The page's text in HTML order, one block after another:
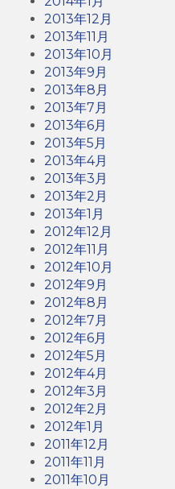
2013年12月
2013年11月
2013年10月
2013年9月
2013年8月
2013年7月
2013年6月
2013年5月
2013年4月
2013年3月
2013年2月
2013年1月
2012年12月
2012年11月
2012年10月
2012年9月
2012年8月
2012年7月
2012年6月
2012年5月
2012年4月
2012年3月
2012年2月
2012年1月
2011年12月
2011年11月
2011年10月